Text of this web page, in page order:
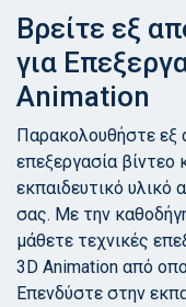
Βρείτε εξ
για
Animation
Παρακολουθήστε εξ
επεξεργασία βίντεο
εκπαιδευτικό υλικό
σας. Με την
μάθετε τεχνικές
3D Animation από
Επενδύστε στην